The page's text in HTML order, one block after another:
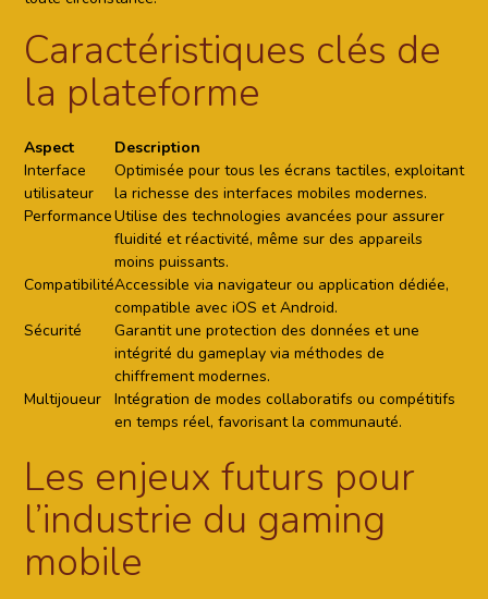
Caractéristiques clés de
la plateforme
Aspect
Description
Interface
utilisateur
Optimisée pour tous les écrans tactiles, exploitant
la richesse des interfaces mobiles modernes.
PerformanceUtilise des technologies avancées pour assurer
fluidité et réactivité, même sur des appareils
moins puissants.
CompatibilitéAccessible via navigateur ou application dédiée,
compatible avec iOS et Android.
Sécurité
Garantit une protection des données et une
intégrité du gameplay via méthodes de
chiffrement modernes.
Multijoueur
Intégration de modes collaboratifs ou compétitifs
en temps réel, favorisant la communauté.
Les enjeux futurs pour
l’industrie du gaming
mobile